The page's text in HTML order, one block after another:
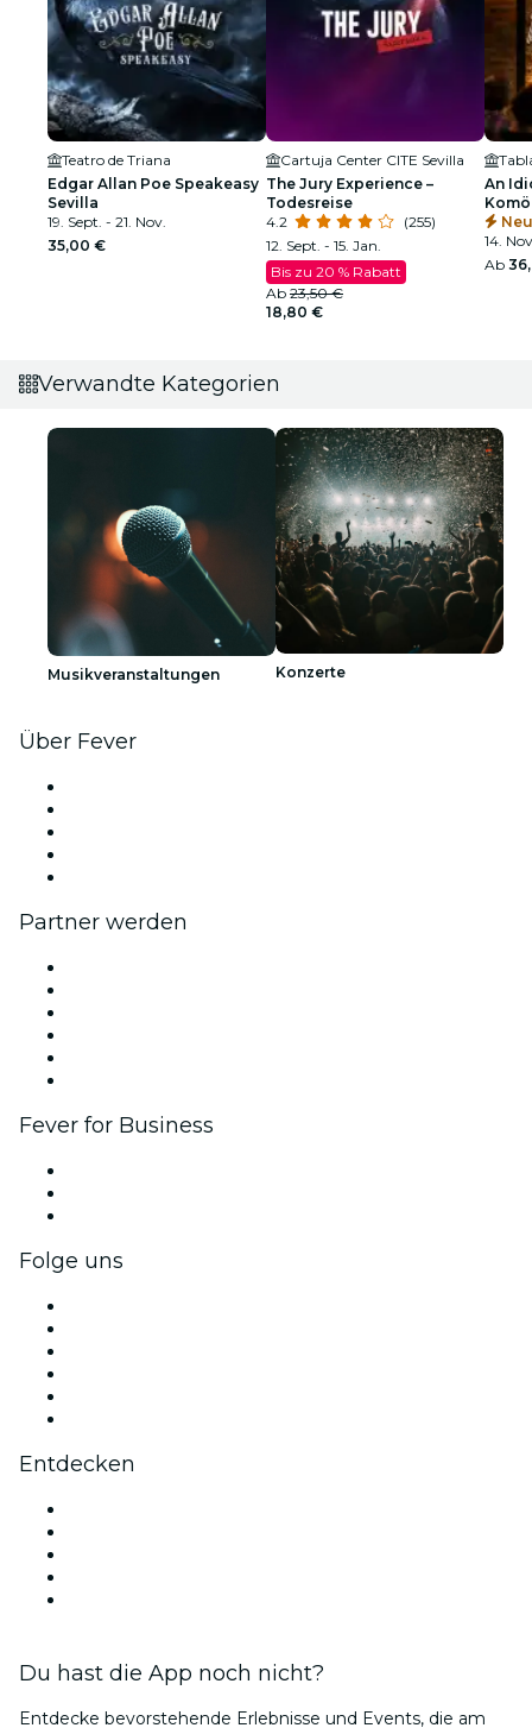
Teatro de Triana
Edgar Allan Poe Speakeasy
Sevilla
19. Sept. - 21. Nov.
35,00 €
Cartuja Center CITE Sevilla
The Jury Experience –
Todesreise
4.2
(255)
12. Sept. - 15. Jan.
Bis zu 20 % Rabatt
Ab 23,50 €
18,80 €
An
14.
Ab
Verwandte Kategorien
Musikveranstaltungen Konzerte
Über Fever
Partner werden
Fever for Business
Folge uns
Entdecken
Du hast die App noch nicht?
Entdecke bevorstehende Erlebnisse und Events, die am